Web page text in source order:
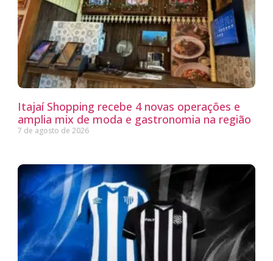
Itajaí Shopping recebe 4 novas operações e
amplia mix de moda e gastronomia na região
7 de agosto de 2026